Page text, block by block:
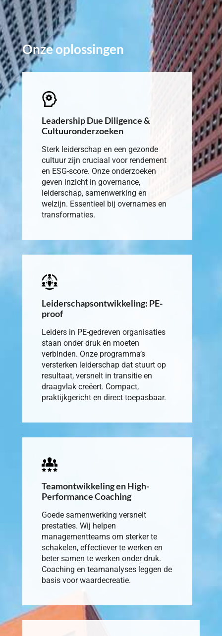
Onze oplossingen
Leadership Due Diligence &
Cultuuronderzoeken
Sterk leiderschap en een gezonde
cultuur zijn cruciaal voor rendement
en ESG-score. Onze onderzoeken
geven inzicht in governance,
leiderschap, samenwerking en
welzijn. Essentieel bij overnames en
transformaties.
Leiderschapsontwikkeling: PE-
proof
Leiders in PE-gedreven organisaties
staan onder druk én moeten
verbinden. Onze programma’s
versterken leiderschap dat stuurt op
resultaat, versnelt in transitie en
draagvlak creëert. Compact,
praktijkgericht en direct toepasbaar.
Teamontwikkeling en High-
Performance Coaching
Goede samenwerking versnelt
prestaties. Wij helpen
managementteams om sterker te
schakelen, effectiever te werken en
beter samen te werken onder druk.
Coaching en teamanalyses leggen de
basis voor waardecreatie.